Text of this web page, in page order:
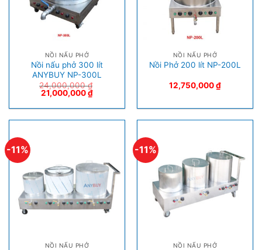
NỒI NẤU PHỞ
Nồi nấu phở 300 lít
ANYBUY NP-300L
24,000,000₫
21,000,000₫
NỒI NẤU PHỞ
Nồi Phở 200 lít NP-200L
12,750,000₫
-11%
NỒI NẤU PHỞ
-11%
NỒI NẤU PHỞ